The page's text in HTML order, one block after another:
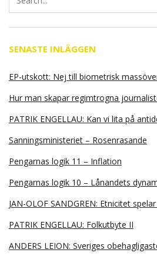
SENASTE INLÄGGEN
EP-utskott: Nej till biometrisk
Hur man skapar regimtrogna
PATRIK ENGELLAU: Kan vi lita på
Sanningsministeriet – Rosenrasande
Pengarnas logik 11 – Inflation
Pengarnas logik 10 – Lånandets
JAN-OLOF SANDGREN: Etnicitet
PATRIK ENGELLAU: Folkutbyte II
ANDERS LEION: Sveriges